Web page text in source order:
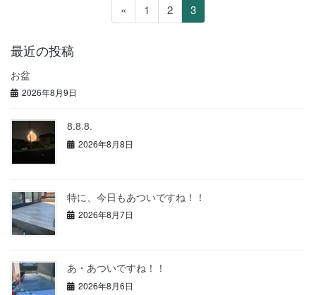
の
ペ
ー
送
り
«
ペ
ー
1
ペ
ー
2
ペ
ー
3
最近の投稿
お盆
2026年8月9日
8.8.8.
2026年8月8日
特に、今日もあついですね！！
2026年8月7日
あ・あついですね！！
2026年8月6日